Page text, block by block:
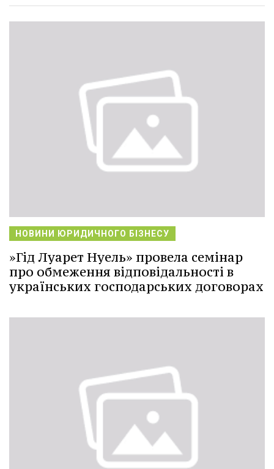
НОВИНИ ЮРИДИЧНОГО БІЗНЕСУ
»Гід Луарет Нуель» провела семінар
про обмеження відповідальності в
українських господарських договорах